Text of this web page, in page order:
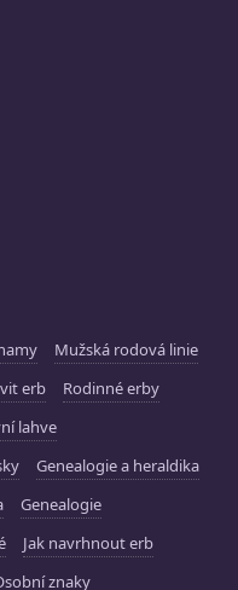
Mužská rodová linie
erb
Rodinné erby
lahve
Genealogie a heraldika
Genealogie
Jak navrhnout erb
znaky